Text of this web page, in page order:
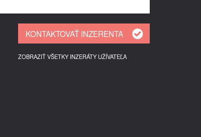
ZOBRAZIŤ VŠETKY INZERÁTY UŽÍVATEĽA